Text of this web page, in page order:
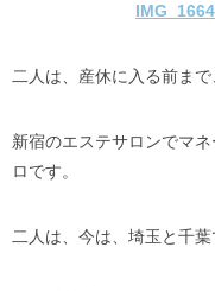
二人は、産休に入る前ま
新宿のエステサロンでマ
ロです。
二人は、今は、埼玉と千